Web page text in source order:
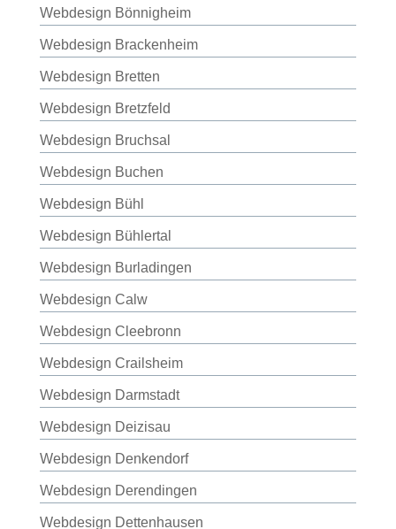
Webdesign Bönnigheim
Webdesign Brackenheim
Webdesign Bretten
Webdesign Bretzfeld
Webdesign Bruchsal
Webdesign Buchen
Webdesign Bühl
Webdesign Bühlertal
Webdesign Burladingen
Webdesign Calw
Webdesign Cleebronn
Webdesign Crailsheim
Webdesign Darmstadt
Webdesign Deizisau
Webdesign Denkendorf
Webdesign Derendingen
Webdesign Dettenhausen